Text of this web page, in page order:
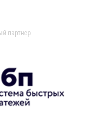
партнер